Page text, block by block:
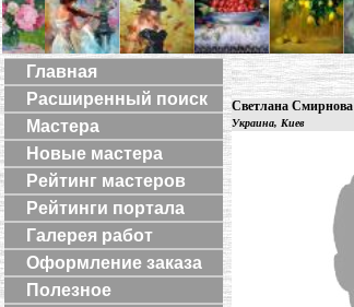
Главная
Расширенный поиск
Мастера
Новые мастера
Рейтинг мастеров
Рейтинги портала
Галерея работ
Оформление заказа
Полезное
Светлана Смирнова
Украина, Киев